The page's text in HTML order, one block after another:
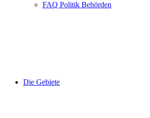
FAQ Politik Behörden
Die Gebiete